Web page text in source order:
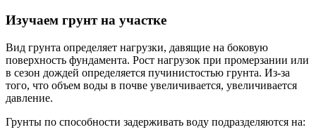
Изучаем грунт на участке
Вид грунта определяет нагрузки, давящие на боковую
поверхность фундамента. Рост нагрузок при промерзании или
в сезон дождей определяется пучинистостью грунта. Из-за
того, что объем воды в почве увеличивается, увеличивается
давление.
Грунты по способности задерживать воду подразделяются на: